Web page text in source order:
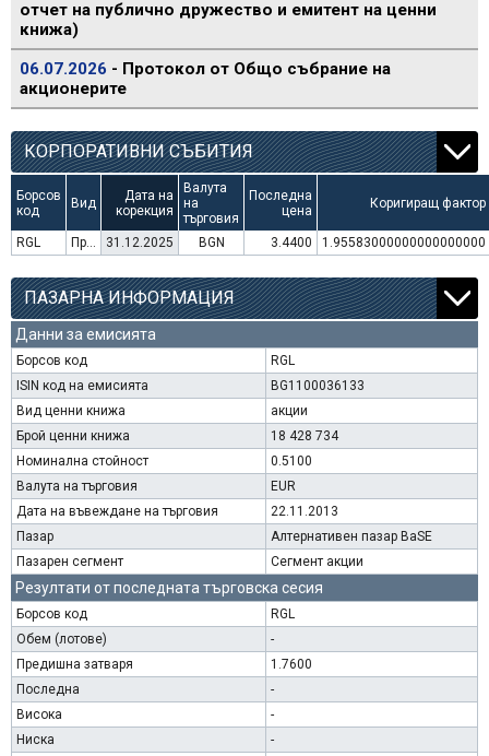
отчет на публично дружество и емитент на ценни
книжа)
06.07.2026 - Протокол от Общо събрание на
акционерите
КОРПОРАТИВНИ СЪБИТИЯ
Борсов
код
Вид
Дата на
корекция
Валута
на
търговия
Последна
цена
Коригиращ фактор
RGL Преминаване към търговия в Евро 31.12.2025 BGN 3.4400 1.95583000000000000000
ПАЗАРНА ИНФОРМАЦИЯ
Данни за емисията
Борсов код
RGL
ISIN код на емисията
BG1100036133
Вид ценни книжа
акции
Брой ценни книжа
18 428 734
Номинална стойност
0.5100
Валута на търговия
EUR
Дата на въвеждане на търговия
22.11.2013
Пазар
Алтернативен пазар BaSE
Пазарен сегмент
Сегмент акции
Резултати от последната търговска сесия
Борсов код
RGL
Обем (лотове)
-
Предишна затваря
1.7600
Последна
-
Висока
-
Ниска
-